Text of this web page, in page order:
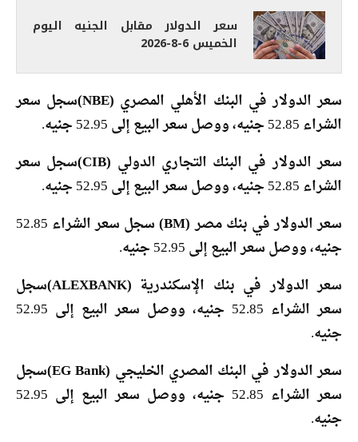
سعر الدولار مقابل الجنيه اليوم
الخميس 6-8-2026
سعر الدولار في البنك الأهلي المصري (NBE)
سجل سعر
الشراء 52.85 جنيه، ووصل سعر البيع إلى 52.95 جنيه.
سعر الدولار في البنك التجاري الدولي (CIB)
سجل سعر
الشراء 52.85 جنيه، ووصل سعر البيع إلى 52.95 جنيه.
سعر الدولار في بنك مصر (BM)
سجل سعر الشراء 52.85
جنيه، ووصل سعر البيع إلى 52.95 جنيه.
سعر الدولار في بنك الإسكندرية (ALEXBANK)
سجل
سعر الشراء 52.85 جنيه، ووصل سعر البيع إلى 52.95
جنيه.
سعر الدولار في البنك المصري الخليجي (EG Bank)
سجل
سعر الشراء 52.85 جنيه، ووصل سعر البيع إلى 52.95
جنيه.